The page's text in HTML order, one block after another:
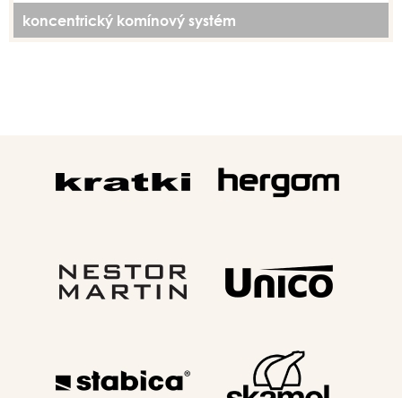
koncentrický komínový systém